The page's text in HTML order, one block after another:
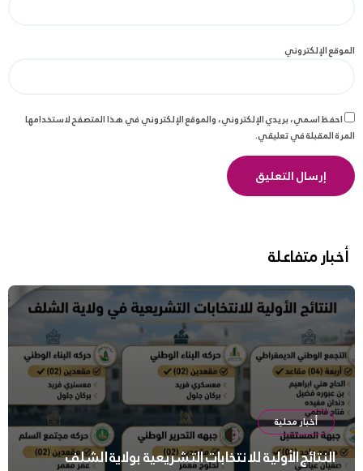
الموقع الإلكتروني
احفظ اسمي، بريدي الإلكتروني، والموقع الإلكتروني في هذا المتصفح لاستخدامها
المرة المقبلة في تعليقي.
أخبار متفاعلة
أخبار محلية
النتائج الأولية للانتخابات التشريعية بولاية الشلف